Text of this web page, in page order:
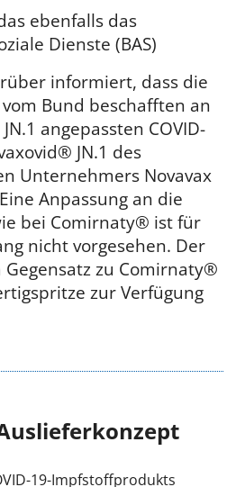
ebenfalls das
Dienste (BAS)
informiert, dass die
Bund beschafften an
angepassten COVID-
JN.1 des
Unternehmers Novavax
Anpassung an die
bei Comirnaty® ist für
nicht vorgesehen. Der
zu Comirnaty®
zur Verfügung
19-Impfstoffprodukts